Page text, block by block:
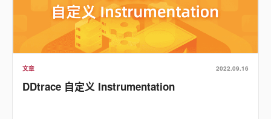
文章 2022.09.16
DDtrace 自定义 Instrumentation